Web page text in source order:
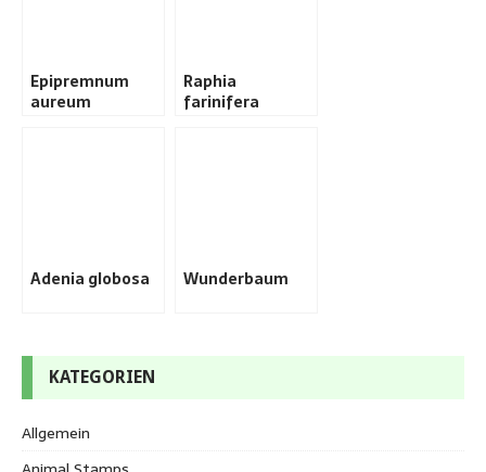
Epipremnum
aureum
Raphia
farinifera
Adenia globosa Wunderbaum
KATEGORIEN
Allgemein